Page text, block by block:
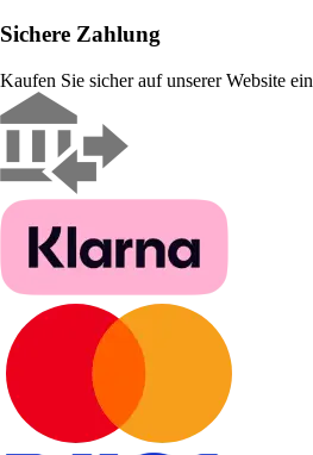
Sichere Zahlung
Kaufen Sie sicher auf unserer Website ein